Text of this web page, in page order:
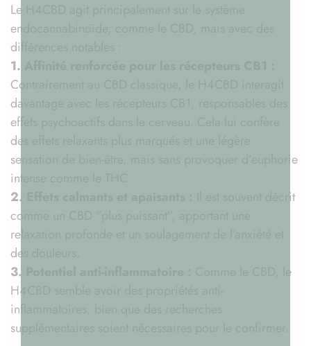
Le H4CBD agit principalement sur le système
endocannabinoïde, comme le CBD, mais avec des
différences notables :
1. Affinité renforcée pour les récepteurs CB1 :
Contrairement au CBD classique, le H4CBD interagit
davantage avec les récepteurs CB1, responsables des
effets psychoactifs dans le cerveau. Cela lui confère
des effets relaxants plus marqués et une légère
sensation de bien-être, mais sans provoquer d’euphorie
intense comme le THC.
2. Effets calmants et apaisants :
Il est souvent décrit
comme un CBD “plus puissant”, apportant une
relaxation profonde et un soulagement de l’anxiété et
des douleurs.
3. Potentiel anti-inflammatoire :
Comme le CBD, le
H4CBD semble avoir des propriétés anti-
inflammatoires, bien que des recherches
supplémentaires soient nécessaires pour le confirmer.